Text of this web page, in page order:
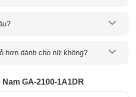
hơn dành cho nữ không?
Nam GA-2100-1A1DR